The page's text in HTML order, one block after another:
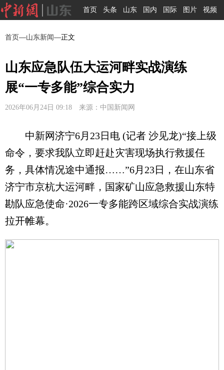
首页 头条 山东 国内 国际 图片 视频
首页—山东新闻—正文
山东应急队伍大运河畔实战演练
展“一专多能”综合实力
2026年06月24日 09:18 来源：中国新闻网
中新网济宁6月23日电 (记者 沙见龙)“接上级
命令，要求我队立即赶赴灾害现场执行救援任
务，具体情况途中通报……”6月23日，在山东省
济宁市京杭大运河畔，国家矿山应急救援山东特
勘队应急使命·2026一专多能跨区域综合实战演练
拉开帷幕。